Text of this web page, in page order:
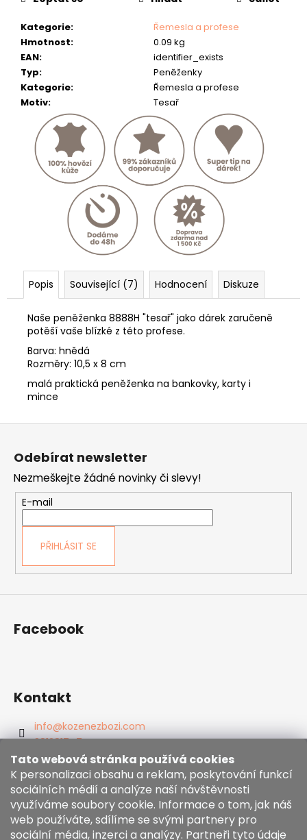
Tato webová stránka používá cookies
K personalizaci obsahu a reklam, poskytování funkcí
sociálních médií a analýze naší návštěvnosti
využíváme soubory cookie. Informace o tom, jak náš
web používáte, sdílíme se svými partnery pro
sociální média, inzerci a analýzy. Partneři tyto údaje
Kategorie:
Řemesla a profese
Hmotnost:
0.09 kg
EAN:
identifier_exists
Typ:
Peněženky
Kategorie:
Řemesla a profese
Motiv: Tesař
Popis Související (7) Hodnocení Diskuze
Naše peněženka 8888H "tesař" jako dárek zaručeně
potěší vaše blízké z této profese.
Barva: hnědá
Rozměry: 10,5 x 8 cm
malá praktická peněženka na bankovky, karty i
mince
RYBÁŘSKÁ
PENĚŽENKA
"KAPR"
40
807
Odebírat newsletter
Nezmeškejte žádné novinky či slevy!
E-mail
PŘIHLÁSIT SE
Facebook
Kontakt
info@kozenezbozi.com
381281747
603225633
https://www.facebook.com/kozenezbozi/
Informace pro vás